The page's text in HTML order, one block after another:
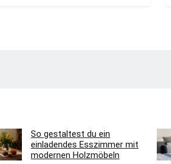
So gestaltest du ein
einladendes Esszimmer mit
modernen Holzmöbeln